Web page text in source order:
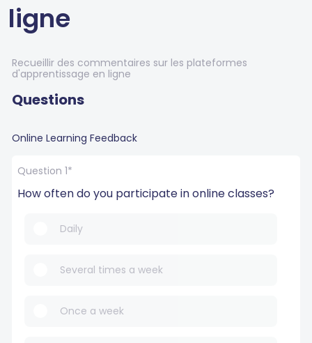
ligne
Recueillir des commentaires sur les plateformes
d'apprentissage en ligne
Questions
Online Learning Feedback
Question 1*
How often do you participate in online classes?
Daily
Several times a week
Once a week